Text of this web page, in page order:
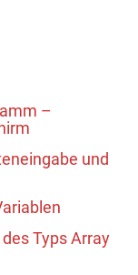
–
und
Typs Array